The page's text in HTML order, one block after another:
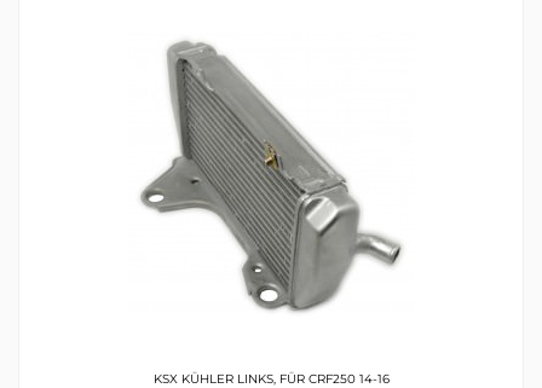
KSX KÜHLER LINKS, FÜR CRF250 14-16